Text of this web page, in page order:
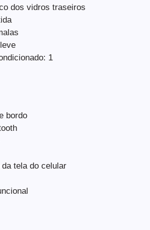
dos vidros traseiros
1
bordo
da tela do celular